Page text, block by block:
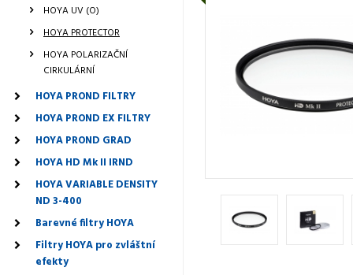
HOYA UV (O)
HOYA PROTECTOR
HOYA POLARIZAČNÍ
CIRKULÁRNÍ
HOYA PROND FILTRY
HOYA PROND EX FILTRY
HOYA PROND GRAD
HOYA HD Mk II IRND
HOYA VARIABLE DENSITY
ND 3-400
Barevné filtry HOYA
Filtry HOYA pro zvláštní
efekty